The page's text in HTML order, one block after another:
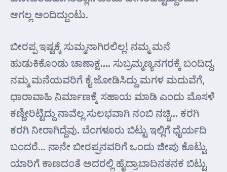
ಆಗಲ್ಲ ಅಂದಿದ್ದುಂಟು.
ಬೀರಪ್ಪ ಇಷ್ಟಕ್ಕೆ ಸುಮ್ಮನಾಗಿರಲಿಲ್ಲ! ನಮ್ಮ ಮನೆ
ಹುಡುಕಿಕೊಂಡು ಚಾಣಾಕ್ಷ…. ಸುಬ್ರಮ್ಮಣ್ಯನಗರಕ್ಕೆ ಬಂದಿದ್ದ.
ನಮ್ಮ ಮನೆಯವರಿಗೆ ಕೈ ಜೋಡಿಸಿದ್ದು ಮಗಳ ಮದುವೆಗೆ,
ಧಾರಾವಾಹಿ ನಿರ್ಮಾಣಕ್ಕೆ ಸಹಾಯ ಮಾಡಿ ಎಂದು ಮೊಸಳೆ
ಕಣ್ಣೀರಿಟ್ಟಿದ್ದು ನಾವೆಲ್ಲ ಸುಲಭವಾಗಿ ನಂಬಿ ನಚ್ಚಿ… ಕರಗಿ
ಕರಗಿ ನೀರಾಗಿದ್ದೆವು. ಬೆಂಗಳೂರು ಬಿಟ್ಟು ಇಲ್ಲಿಗೆ ಧೈರ್ಯದಿ
ಬಂದರೆ… ನಾನೇ ಬೀರಪ್ಪನವರಿಗೆ ಒಂದು ಜೀಪು ಕೊಟ್ಟು
ಯಾರಿಗೆ ಕಾಣದಂತೆ ಅದರಲ್ಲಿ ಹೈದ್ರಾಬಾದಿನತನಕ ಬಿಟ್ಟು